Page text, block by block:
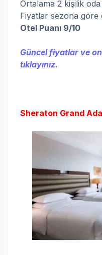
Ortalama 2 kişilik oda
Fiyatlar sezona göre
Otel Puanı 9/10
Güncel fiyatlar ve
tıklayınız.
Sheraton Grand